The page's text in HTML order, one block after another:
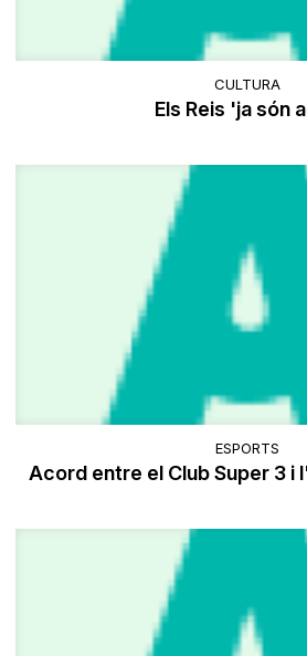
CULTURA
Els Reis 'ja són
ESPORTS
Acord entre el Club Super 3 i